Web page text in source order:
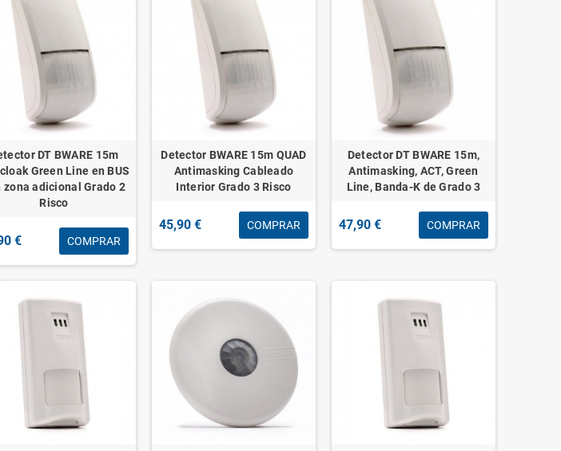
DT BWARE 15m
Green Line en BUS
zona adicional Grado 2
Risco
€ COMPRAR
Detector BWARE 15m QUAD
Antimasking Cableado
Interior Grado 3 Risco
45,90 € COMPRAR
Detector DT BWARE 15m,
Antimasking, ACT, Green
Line, Banda-K de Grado 3
47,90 € COMPRAR